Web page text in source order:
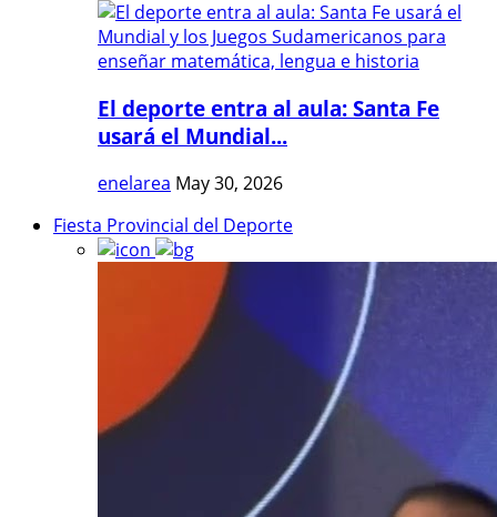
El deporte entra al aula: Santa Fe
usará el Mundial...
enelarea May 30, 2026
Fiesta Provincial del Deporte